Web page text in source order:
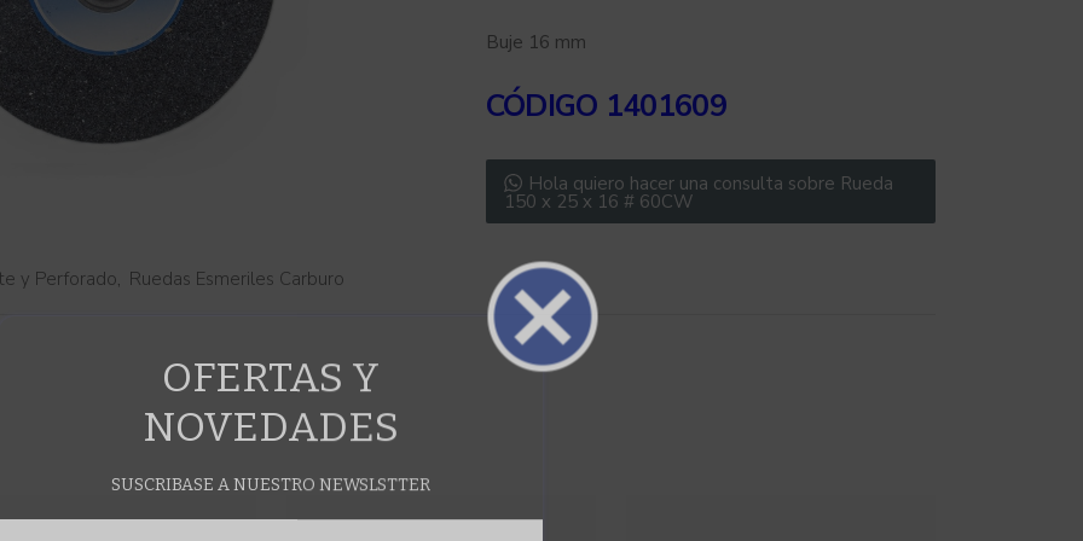
Buje 16 mm
CÓDIGO 1401609
Hola quiero hacer una consulta sobre Rueda
150 x 25 x 16 # 60CW
y Perforado, Ruedas Esmeriles Carburo
NOVEDADES
SUSCRIBASE A NUESTRO NEWSLSTTER